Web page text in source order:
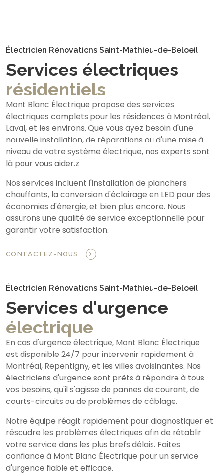
Électricien Rénovations Saint-Mathieu-de-Beloeil
Services électriques
résidentiels
Mont Blanc Électrique propose des services
électriques complets pour les résidences à Montréal,
Laval, et les environs. Que vous ayez besoin d'une
nouvelle installation, de réparations ou d'une mise à
niveau de votre système électrique, nos experts sont
là pour vous aider.z
Nos services incluent l'installation de planchers
chauffants, la conversion d'éclairage en LED pour des
économies d'énergie, et bien plus encore. Nous
assurons une qualité de service exceptionnelle pour
garantir votre satisfaction.
CONTACTEZ-NOUS
Électricien Rénovations Saint-Mathieu-de-Beloeil
Services d'urgence
électrique
En cas d'urgence électrique, Mont Blanc Électrique
est disponible 24/7 pour intervenir rapidement à
Montréal, Repentigny, et les villes avoisinantes. Nos
électriciens d'urgence sont prêts à répondre à tous
vos besoins, qu'il s'agisse de pannes de courant, de
courts-circuits ou de problèmes de câblage.
Notre équipe réagit rapidement pour diagnostiquer et
résoudre les problèmes électriques afin de rétablir
votre service dans les plus brefs délais. Faites
confiance à Mont Blanc Électrique pour un service
d'urgence fiable et efficace.